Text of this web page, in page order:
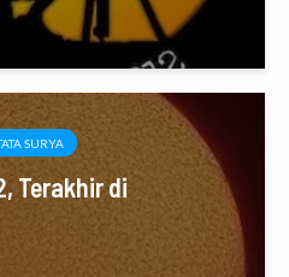
SURYA
Terakhir di